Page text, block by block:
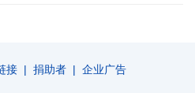
接 | 捐助者 | 企业广告